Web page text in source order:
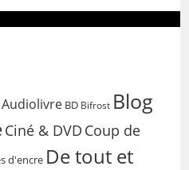
Audiolivre BD Bifrost Blog
Ciné & DVD Coup de
d'encre De tout et